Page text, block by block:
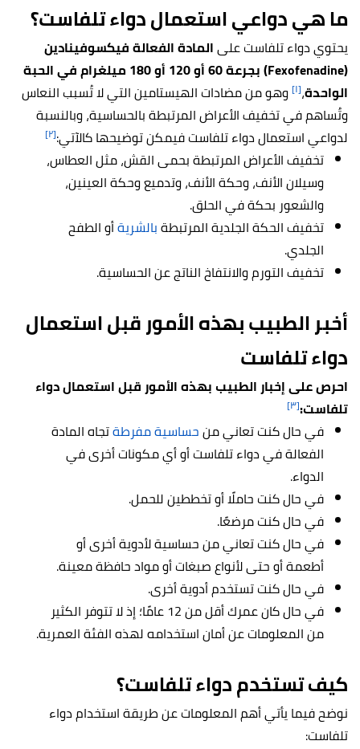
ما هي دواعي استعمال دواء تلفاست؟
يحتوي دواء تلفاست علىالمادة الفعالة فيكسوفينادين
(Fexofenadine) بجرعة 60 أو 120 أو 180 ميلغرام في الحبة
الواحدة،[١] وهو من مضادات الهيستامين التي لا تُسبب النعاس
وتُساهم في تخفيف الأعراض المرتبطة بالحساسية، وبالنسبة
لدواعي استعمال دواء تلفاست فيمكن توضيحها كالآتي:[٢]
تخفيف الأعراض المرتبطة بحمى القش، مثل العطاس،
وسيلان الأنف، وحكة الأنف، وتدميع وحكة العينين،
والشعور بحكة في الحلق.
تخفيف الحكة الجلدية المرتبطةبالشريةأو الطفح
الجلدي.
تخفيف التورم والانتفاخ الناتج عن الحساسية.
أخبر الطبيب بهذه الأمور قبل استعمال
دواء تلفاست
احرص على إخبار الطبيب بهذه الأمور قبل استعمال دواء
تلفاست:[٣]
في حال كنت تعاني منحساسية مفرطةتجاه المادة
الفعالة في دواء تلفاست أو أي مكونات أخرى في
الدواء.
في حال كنت حاملًا أو تخططين للحمل.
في حال كنت مرضعًا.
في حال كنت تعاني من حساسية لأدوية أخرى أو
أطعمة أو حتى لأنواع صبغات أو مواد حافظة معينة.
في حال كنت تستخدم أدوية أخرى.
في حال كان عمرك أقل من 12 عامًا؛ إذ لا تتوفر الكثير
من المعلومات عن أمان استخدامه لهذه الفئة العمرية.
كيف تستخدم دواء تلفاست؟
نوضح فيما يأتي أهم المعلومات عن طريقة استخدام دواء
تلفاست: